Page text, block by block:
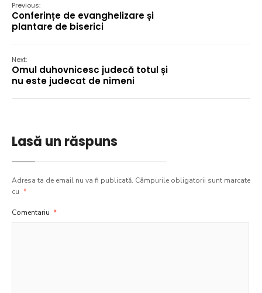
Previous:
Conferințe de evanghelizare și
plantare de biserici
Next:
Omul duhovnicesc judecă totul și
nu este judecat de nimeni
Lasă un răspuns
Adresa ta de email nu va fi publicată. Câmpurile obligatorii sunt marcate
cu *
Comentariu *